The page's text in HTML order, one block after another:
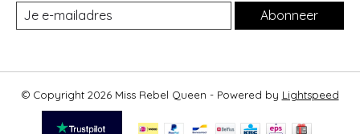
Abonneer
© Copyright 2026 Miss Rebel Queen - Powered by Lightspeed